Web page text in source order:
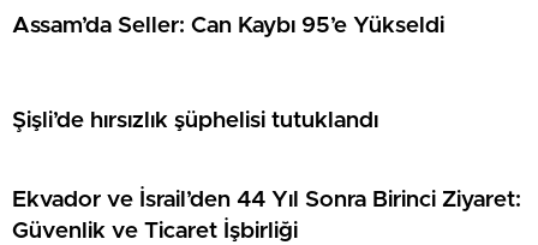
Assam’da Seller: Can Kaybı 95’e Yükseldi
Şişli’de hırsızlık şüphelisi tutuklandı
Ekvador ve İsrail’den 44 Yıl Sonra Birinci Ziyaret:
Güvenlik ve Ticaret İşbirliği